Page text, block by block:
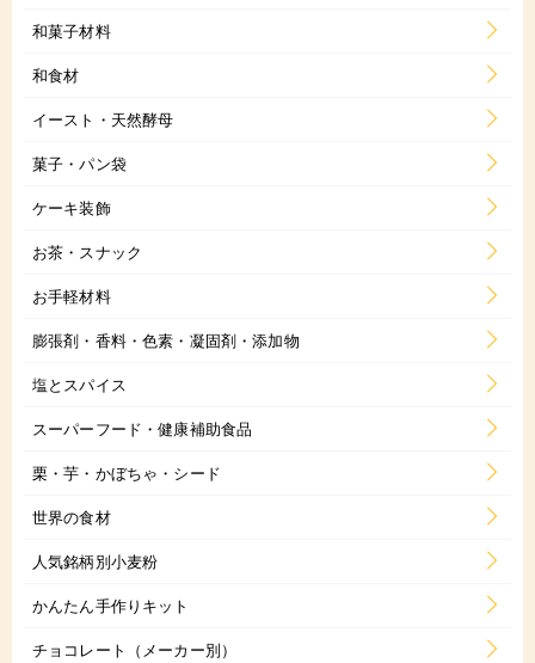
和菓子材料
和食材
イースト・天然酵母
菓子・パン袋
ケーキ装飾
お茶・スナック
お手軽材料
膨張剤・香料・色素・凝固剤・添加物
塩とスパイス
スーパーフード・健康補助食品
栗・芋・かぼちゃ・シード
世界の食材
人気銘柄別小麦粉
かんたん手作りキット
チョコレート（メーカー別）